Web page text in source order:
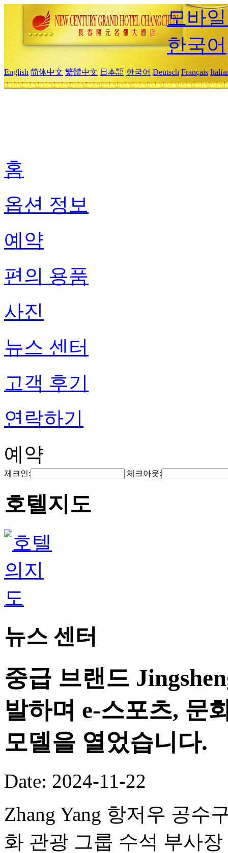
모바
한국어
English 简体中文 繁體中文 日本語 한국어 Deutsch Français
홈
옵션 정보
예약
편의 용품
사진
뉴스 센터
고객 후기
연락하기
예약
체크인: 체크아웃:
호텔지도
뉴스 센터
중급 브랜드
발하며 e-스포츠, 문
모델을 열었습니다.
Date: 2024-11-22
Zhang Yang 항저우 공수
화 관광 그룹 수석 부사장